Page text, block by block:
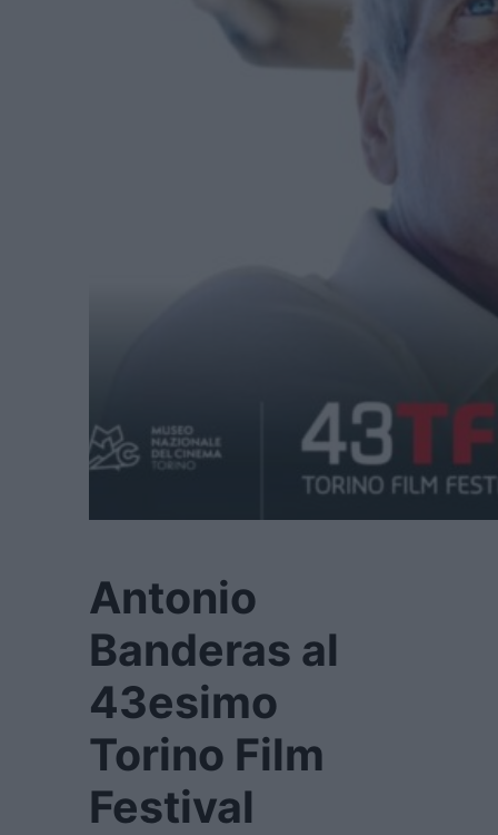
Antonio
Banderas al
43esimo
Torino Film
Festival